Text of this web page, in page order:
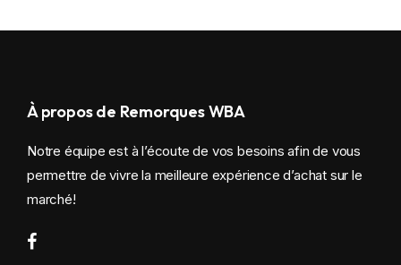
À propos de Remorques WBA
Notre équipe est à l’écoute de vos besoins afin de vous
permettre de vivre la meilleure expérience d’achat sur le
marché!